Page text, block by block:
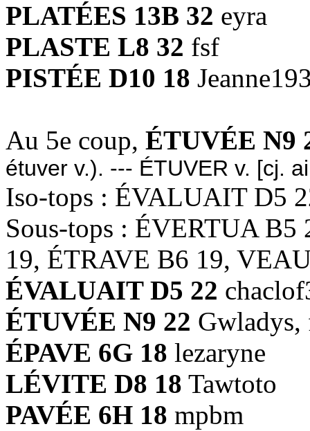
PLATÉES 13B 32 eyra
PLASTE L8 32 fsf
PISTÉE D10 18
Au 5e coup, ÉTUVÉE N9
étuver v.). --- ÉTUVER v. [cj.
Iso-tops : ÉVALUAIT D5
Sous-tops : ÉVERTUA
19, ÉTRAVE B6 19,
ÉVALUAIT D5 22
ÉTUVÉE N9 22 Gwladys,
ÉPAVE 6G 18 lezaryne
LÉVITE D8 18 Tawtoto
PAVÉE 6H 18 mpbm